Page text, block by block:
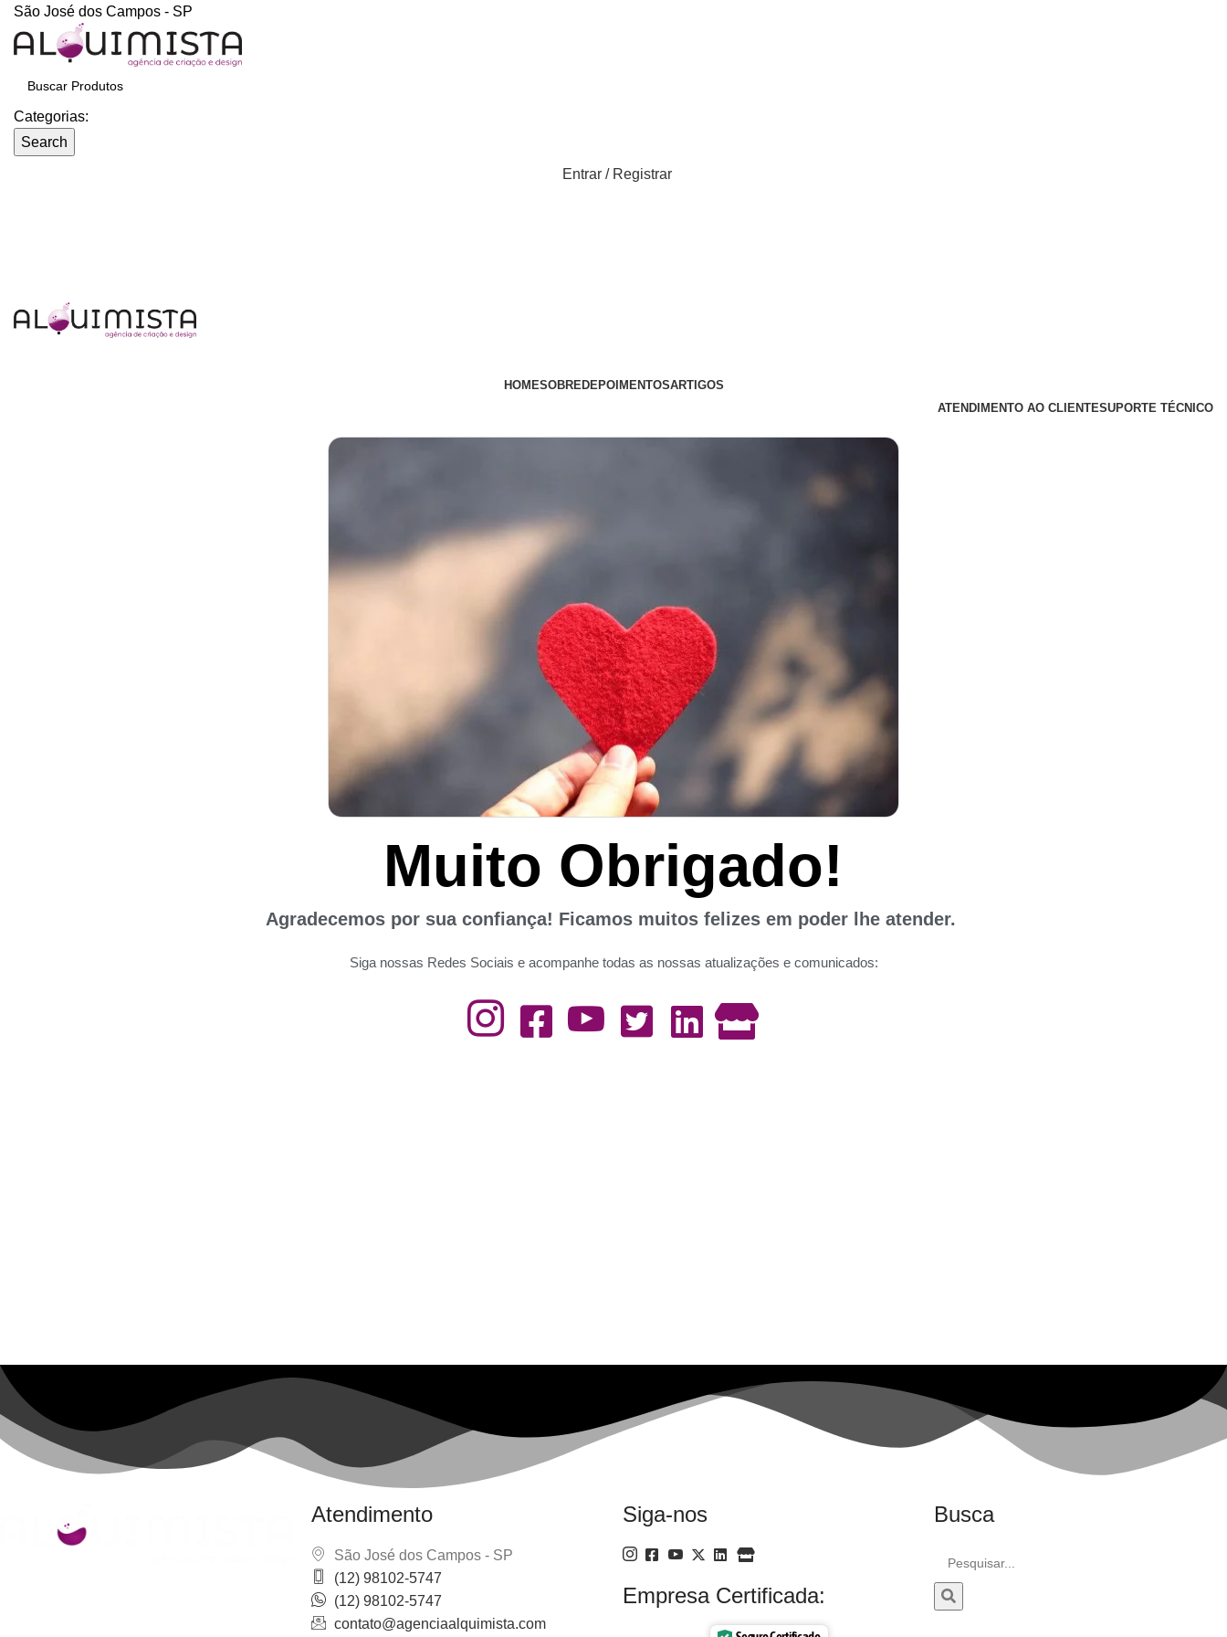
São José dos Campos - SP
Categorias:
Search
Entrar / Registrar
HOMESOBREDEPOIMENTOSARTIGOS
ATENDIMENTO AO CLIENTESUPORTE TÉCNICO
Muito Obrigado!
Agradecemos por sua confiança! Ficamos muitos felizes em poder lhe atender.
Siga nossas Redes Sociais e acompanhe todas as nossas atualizações e comunicados:
Atendimento
São José dos Campos - SP
(12) 98102-5747
(12) 98102-5747
contato@agenciaalquimista.com
Siga-nos
Empresa Certificada:
Busca